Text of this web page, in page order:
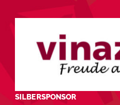
SILBERSPONSOR